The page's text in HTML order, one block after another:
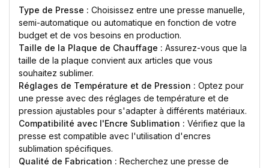
Type de Presse : Choisissez entre une presse manuelle,
semi-automatique ou automatique en fonction de votre
budget et de vos besoins en production.
Taille de la Plaque de Chauffage : Assurez-vous que la
taille de la plaque convient aux articles que vous
souhaitez sublimer.
Réglages de Température et de Pression : Optez pour
une presse avec des réglages de température et de
pression ajustables pour s'adapter à différents matériaux.
Compatibilité avec l'Encre Sublimation : Vérifiez que la
presse est compatible avec l'utilisation d'encres
sublimation spécifiques.
Qualité de Fabrication : Recherchez une presse de